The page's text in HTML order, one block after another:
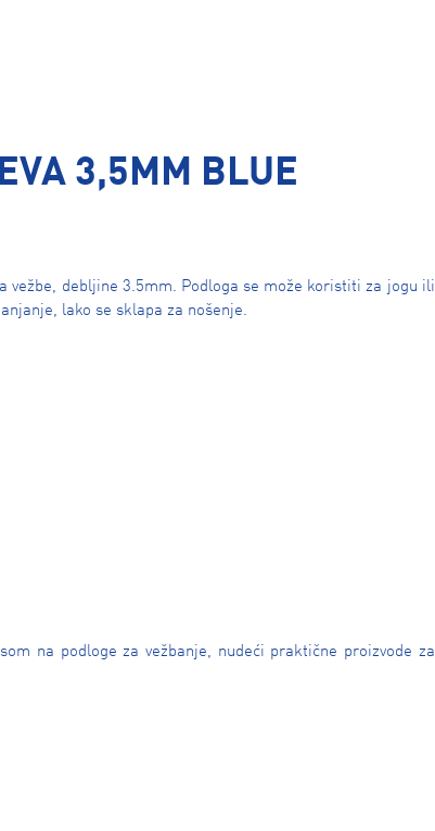
3,5MM BLUE
vežbe, debljine 3.5mm. Podloga se može koristiti za jogu ili
lako se sklapa za nošenje.
na podloge za vežbanje, nudeći praktične proizvode za